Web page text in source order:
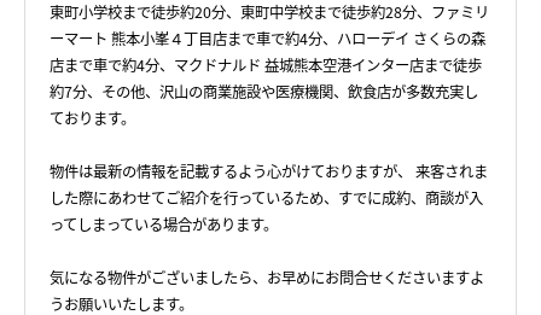
東町小学校まで徒歩約20分、東町中学校まで徒歩約28分、ファミリ
ーマート 熊本小峯４丁目店まで車で約4分、ハローデイ さくらの森
店まで車で約4分、マクドナルド 益城熊本空港インター店まで徒歩
約7分、その他、沢山の商業施設や医療機関、飲食店が多数充実し
ております。
物件は最新の情報を記載するよう心がけておりますが、 来客されま
した際にあわせてご紹介を行っているため、すでに成約、商談が入
ってしまっている場合があります。
気になる物件がございましたら、お早めにお問合せくださいますよ
うお願いいたします。